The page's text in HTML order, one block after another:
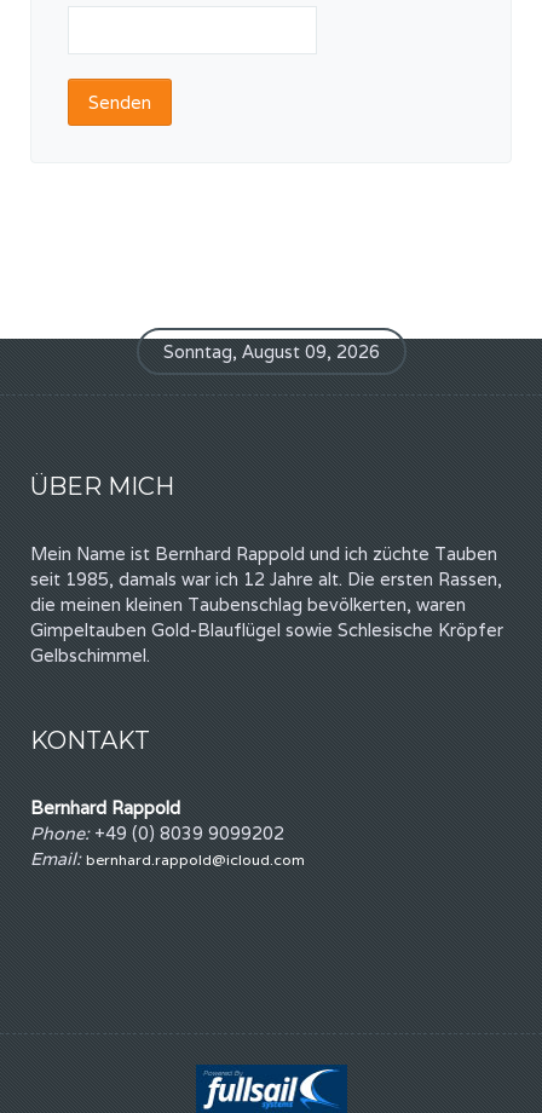
Senden
Sonntag, August 09, 2026
ÜBER MICH
Mein Name ist Bernhard Rappold und ich züchte Tauben
seit 1985, damals war ich 12 Jahre alt. Die ersten Rassen,
die meinen kleinen Taubenschlag bevölkerten, waren
Gimpeltauben Gold-Blauflügel sowie Schlesische Kröpfer
Gelbschimmel.
KONTAKT
Bernhard Rappold
Phone:+49 (0) 8039 9099202
Email: bernhard.rappold@icloud.com